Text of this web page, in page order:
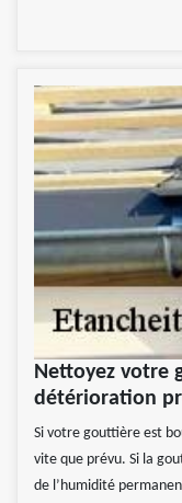
Nettoyez votre
détérioration
Si votre gouttière est
vite que prévu. Si la
de l’humidité